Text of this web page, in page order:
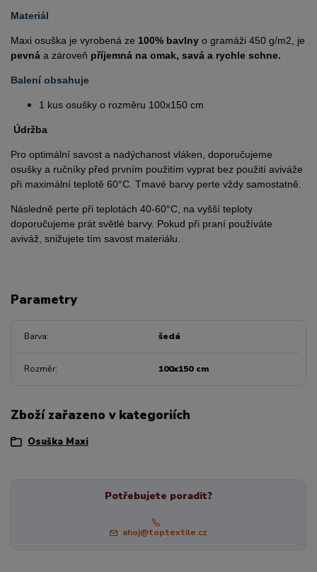
Materiál
Maxi osuška je vyrobená ze 100% bavlny o gramáži 450 g/m2, je
pevná a zároveň příjemná na omak, savá a rychle schne.
Balení obsahuje
1 kus osušky o rozměru 100x150 cm
Údržba
Pro optimální savost a nadýchanost vláken, doporučujeme
osušky a ručníky před prvním použitím vyprat bez použití aviváže
při maximální teplotě 60°C. Tmavé barvy perte vždy samostatně.
Následně perte při teplotách 40-60°C, na vyšší teploty
doporučujeme prát světlé barvy. Pokud při praní používáte
aviváž, snižujete tím savost materiálu.
Parametry
Barva šedá
Rozměr 100x150 cm
Zboží zařazeno v kategoriích
Osuška Maxi
Potřebujete poradit?
ahoj@toptextile.cz